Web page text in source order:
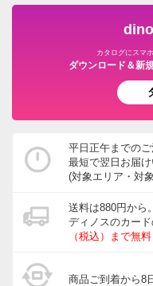
カタログにスマ
ダウンロード＆新
平日正午までの
最短で翌日お届け
(対象エリア・対
送料は880円から。
ディノスのカー
（税込）まで無料
商品ご到着から8